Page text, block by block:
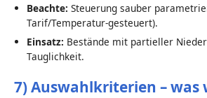
Beachte: Steuerung sauber
Tarif/Temperatur-gesteuert).
Einsatz: Bestände mit partieller
Tauglichkeit.
7) Auswahlkriterien – was